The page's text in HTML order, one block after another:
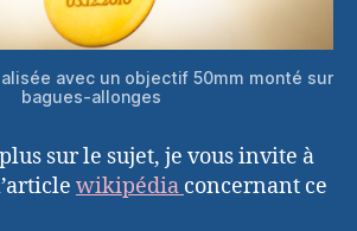
avec un objectif 50mm monté sur
bagues-allonges
sur le sujet, je vous invite à
wikipédia concernant ce